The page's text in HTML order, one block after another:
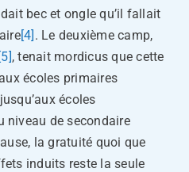
bec et ongle qu’il fallait
[4] . Le deuxième camp,
[5], tenait mordicus que cette
écoles primaires
écoles
niveau de secondaire
la gratuité quoi que
induits reste la seule